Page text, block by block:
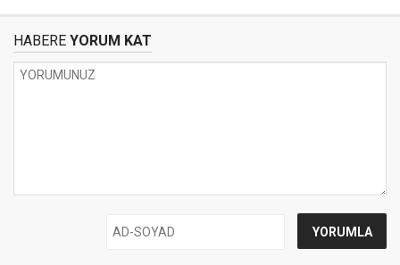
HABERE YORUM KAT